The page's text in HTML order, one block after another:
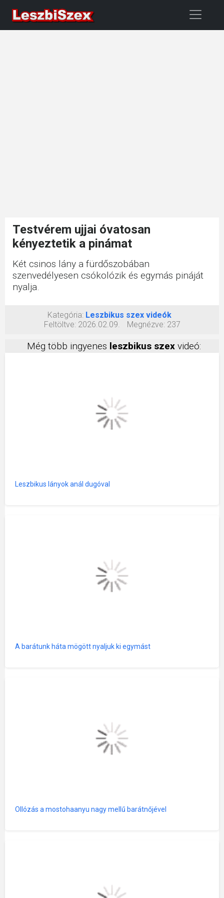
Testvérem ujjai óvatosan
kényeztetik a pinámat
Két csinos lány a fürdőszobában
szenvedélyesen csókolózik és egymás pináját
nyalja.
Kategória: Leszbikus szex videók
Feltöltve: 2026.02.09. Megnézve: 237
Még több ingyenes leszbikus szex videó:
Leszbikus lányok anál dugóval
A barátunk háta mögött nyaljuk ki egymást
Ollózás a mostohaanyu nagy mellű barátnőjével